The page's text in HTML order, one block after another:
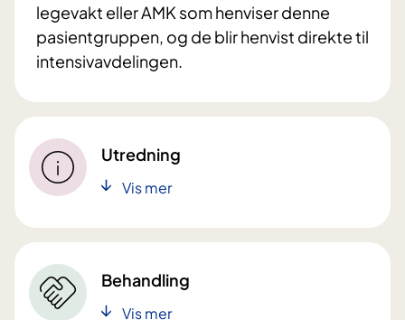
legevakt eller AMK som henviser denne
pasientgruppen, og de blir henvist direkte til
intensivavdelingen.
Utredning
Vis mer
Behandling
Vis mer